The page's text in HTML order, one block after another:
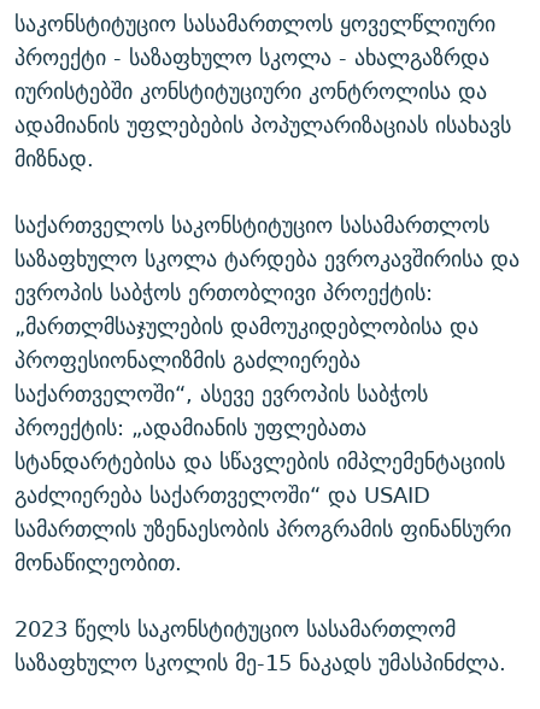
საკონსტიტუციო სასამართლოს ყოველწლიური
პროექტი - საზაფხულო სკოლა - ახალგაზრდა
იურისტებში კონსტიტუციური კონტროლისა და
ადამიანის უფლებების პოპულარიზაციას ისახავს
მიზნად.
საქართველოს საკონსტიტუციო სასამართლოს
საზაფხულო სკოლა ტარდება ევროკავშირისა და
ევროპის საბჭოს ერთობლივი პროექტის:
„მართლმსაჯულების დამოუკიდებლობისა და
პროფესიონალიზმის გაძლიერება
საქართველოში“, ასევე ევროპის საბჭოს
პროექტის: „ადამიანის უფლებათა
სტანდარტებისა და სწავლების იმპლემენტაციის
გაძლიერება საქართველოში“ და USAID
სამართლის უზენაესობის პროგრამის ფინანსური
მონაწილეობით.
2023 წელს საკონსტიტუციო სასამართლომ
საზაფხულო სკოლის მე-15 ნაკადს უმასპინძლა.